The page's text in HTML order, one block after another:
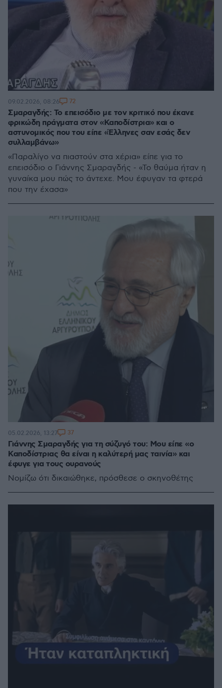
Σμαραγδής: Το επεισόδιο με τον κριτικό που έκανε
φρικώδη πράγματα στον «Καποδίστρια» και ο
αστυνομικός που του είπε «Έλληνες σαν εσάς δεν
συλλαμβάνω»
«Παραλίγο να πιαστούν στα χέρια» είπε για το
επεισόδιο ο Γιάννης Σμαραγδής - «Το θαύμα ήταν η
γυναίκα μου πώς το άντεχε. Μου έφυγαν τα φτερά
που την έχασα»
09.02.2026, 08:26 72
Γιάννης Σμαραγδής για τη σύζυγό του: Μου είπε «ο
Καποδίστριας θα είναι η καλύτερή μας ταινία» και
έφυγε για τους ουρανούς
Νομίζω ότι δικαιώθηκε, πρόσθεσε ο σκηνοθέτης
05.02.2026, 13:27 37